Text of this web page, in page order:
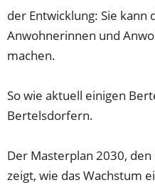
der Entwicklung: Sie
Anwohnerinnen und
machen.
So wie aktuell einigen
Bertelsdorfern.
Der Masterplan 2030, den
zeigt, wie das Wachstum